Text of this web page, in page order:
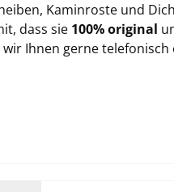
Kaminroste und
dass sie 100% original
wir Ihnen gerne